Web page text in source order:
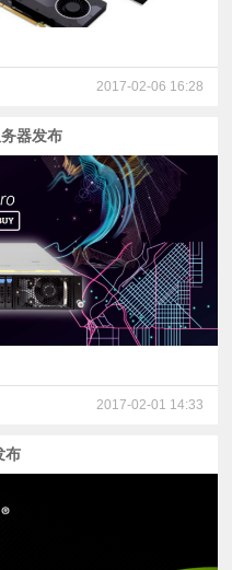
2017-02-06 16:28
器发布
2017-02-01 14:33
布